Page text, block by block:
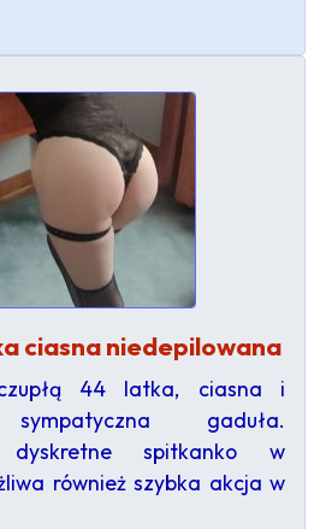
ciasna niedepilowana
44 latka, ciasna i
sympatyczna gaduła.
spitkanko w
również szybka akcja w